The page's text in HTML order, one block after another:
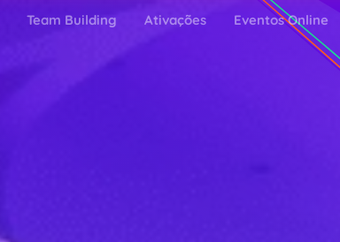
Team Building Ativações Eventos Online